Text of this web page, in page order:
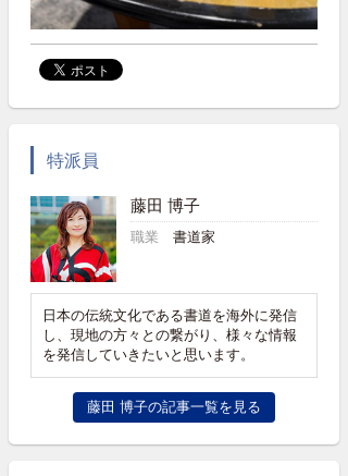
特派員
藤田 博子
職業 書道家
日本の伝統文化である書道を海外に発信
し、現地の方々との繋がり、様々な情報
を発信していきたいと思います。
藤田 博子の記事一覧を見る